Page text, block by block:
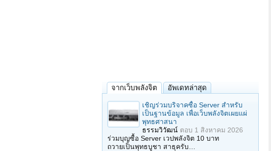
จากเว็บพลังจิต อัพเดทล่าสุด
เชิญร่วมบริจาคซื้อ Server สำหรับ
เป็นฐานข้อมูล เพื่อเว็บพลังจิตเผยแผ่
พุทธศาสนา
ธรรมวิวัฒน์ ตอบ 1 สิงหาคม 2026
ร่วมบุญซื้อ Server เวปพลังจิต 10 บาท
ถวายเป็นพุทธบูชา สาธุครับ…